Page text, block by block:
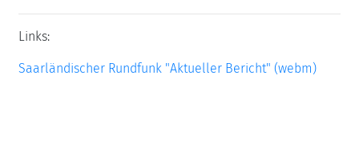
Links:
Saarländischer Rundfunk "Aktueller Bericht" (webm)